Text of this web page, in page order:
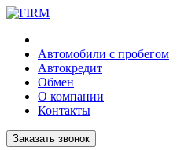
Автомобили с пробегом
Автокредит
Обмен
О компании
Контакты
Заказать звонок